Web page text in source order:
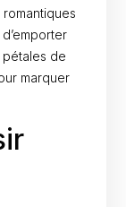
de
marquer